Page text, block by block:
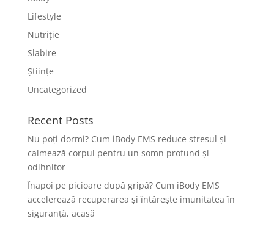
Lifestyle
Nutriție
Slabire
Științe
Uncategorized
Recent Posts
Nu poți dormi? Cum iBody EMS reduce stresul și
calmează corpul pentru un somn profund și
odihnitor
Înapoi pe picioare după gripă? Cum iBody EMS
accelerează recuperarea și întărește imunitatea în
siguranță, acasă